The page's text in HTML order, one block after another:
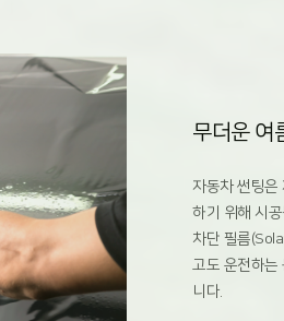
무더운 여
자동차 썬팅은
하기 위해 시
차단 필름
고도 운전하는
니다.